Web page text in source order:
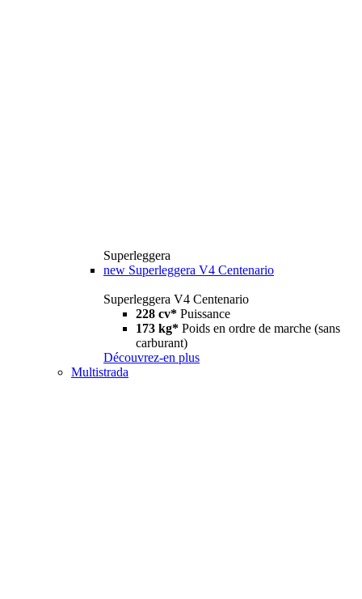
Superleggera
new Superleggera V4 Centenario
Superleggera V4 Centenario
228 cv* Puissance
173 kg* Poids en ordre de marche (sans
carburant)
Découvrez-en plus
Multistrada